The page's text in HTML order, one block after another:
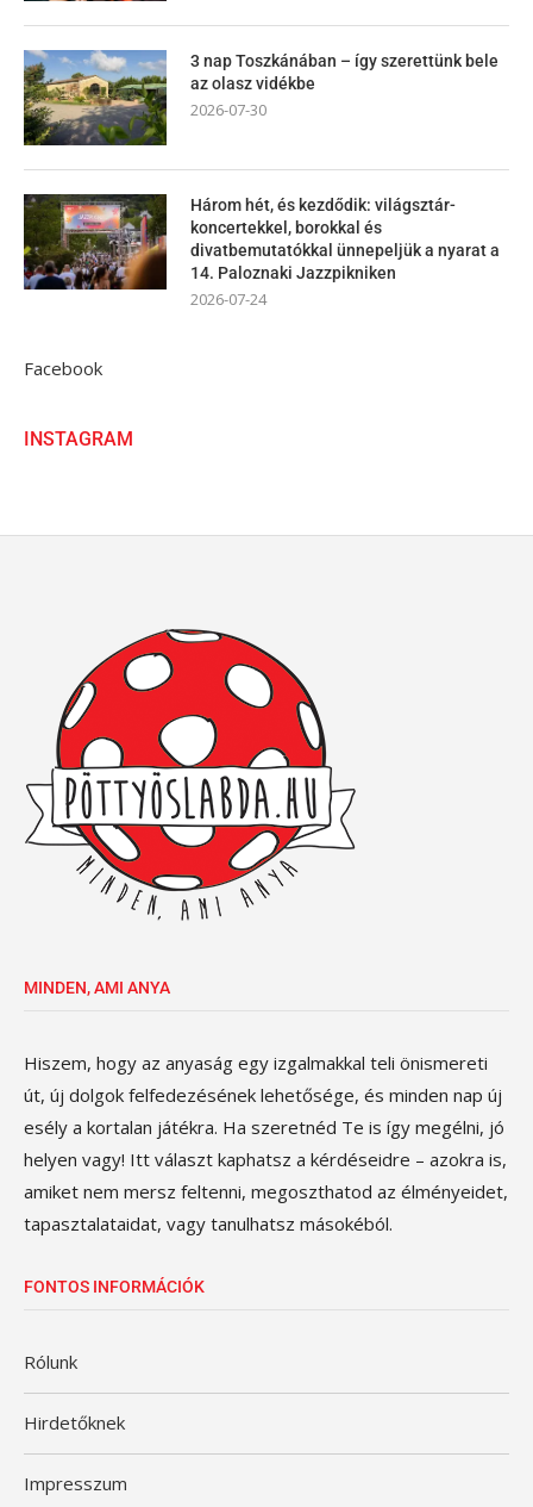
3 nap Toszkánában – így szerettünk bele
az olasz vidékbe
2026-07-30
Három hét, és kezdődik: világsztár-
koncertekkel, borokkal és
divatbemutatókkal ünnepeljük a nyarat a
14. Paloznaki Jazzpikniken
2026-07-24
Facebook
INSTAGRAM
MINDEN, AMI ANYA
Hiszem, hogy az anyaság egy izgalmakkal teli önismereti
út, új dolgok felfedezésének lehetősége, és minden nap új
esély a kortalan játékra. Ha szeretnéd Te is így megélni, jó
helyen vagy! Itt választ kaphatsz a kérdéseidre – azokra is,
amiket nem mersz feltenni, megoszthatod az élményeidet,
tapasztalataidat, vagy tanulhatsz másokéból.
FONTOS INFORMÁCIÓK
Rólunk
Hirdetőknek
Impresszum